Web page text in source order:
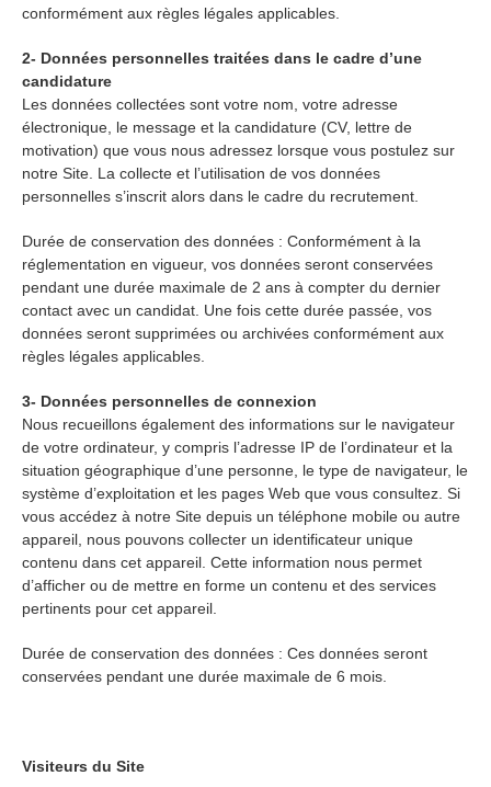
conformément aux règles légales applicables.
2- Données personnelles traitées dans le cadre d’une
candidature
Les données collectées sont votre nom, votre adresse
électronique, le message et la candidature (CV, lettre de
motivation) que vous nous adressez lorsque vous postulez sur
notre Site. La collecte et l’utilisation de vos données
personnelles s’inscrit alors dans le cadre du recrutement.
Durée de conservation des données : Conformément à la
réglementation en vigueur, vos données seront conservées
pendant une durée maximale de 2 ans à compter du dernier
contact avec un candidat. Une fois cette durée passée, vos
données seront supprimées ou archivées conformément aux
règles légales applicables.
3- Données personnelles de connexion
Nous recueillons également des informations sur le navigateur
de votre ordinateur, y compris l’adresse IP de l’ordinateur et la
situation géographique d’une personne, le type de navigateur, le
système d’exploitation et les pages Web que vous consultez. Si
vous accédez à notre Site depuis un téléphone mobile ou autre
appareil, nous pouvons collecter un identificateur unique
contenu dans cet appareil. Cette information nous permet
d’afficher ou de mettre en forme un contenu et des services
pertinents pour cet appareil.
Durée de conservation des données : Ces données seront
conservées pendant une durée maximale de 6 mois.
Visiteurs du Site